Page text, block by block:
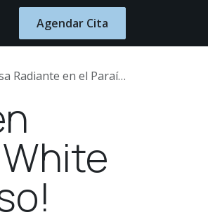
Agendar Cita
en el Paraíso!